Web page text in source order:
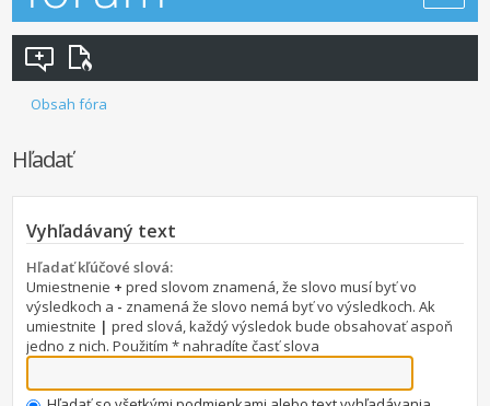
Obsah fóra
Hľadať
Vyhľadávaný text
Hľadať kľúčové slová:
Umiestnenie + pred slovom znamená, že slovo musí byť vo
výsledkoch a - znamená že slovo nemá byť vo výsledkoch. Ak
umiestnite | pred slová, každý výsledok bude obsahovať aspoň
jedno z nich. Použitím * nahradíte časť slova